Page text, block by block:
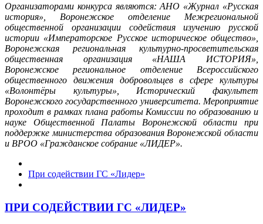
Организаторами конкурса являются: АНО «Журнал «Русская
история», Воронежское отделение Межрегиональной
общественной организации содействия изучению русской
истории «Императорское Русское историческое общество»,
Воронежская региональная культурно-просветительская
общественная организация «НАША ИСТОРИЯ»,
Воронежское региональное отделение Всероссийского
общественного движения добровольцев в сфере культуры
«Волонтёры культуры», Исторический факультет
Воронежского государственного университета. Мероприятие
проходит в рамках плана работы Комиссии по образованию и
науке Общественной Палаты Воронежской области при
поддержке министерства образования Воронежской области
и ВРОО «Гражданское собрание «ЛИДЕР».
При содействии ГС «Лидер»
ПРИ СОДЕЙСТВИИ ГС «ЛИДЕР»